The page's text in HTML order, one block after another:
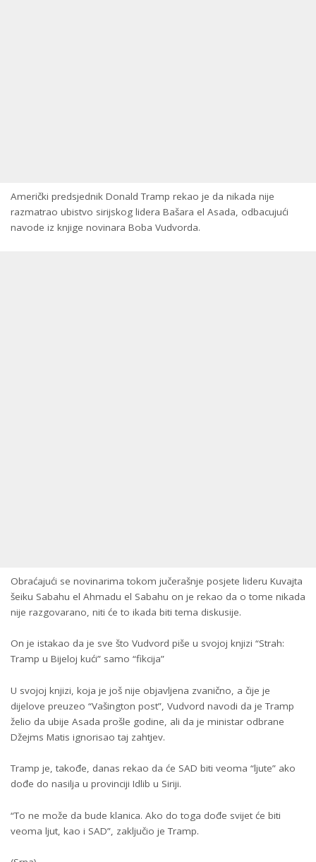
Američki predsjednik Donald Tramp rekao je da nikada nije
razmatrao ubistvo sirijskog lidera Bašara el Asada, odbacujući
navode iz knjige novinara Boba Vudvorda.
Obraćajući se novinarima tokom jučerašnje posjete lideru Kuvajta
šeiku Sabahu el Ahmadu el Sabahu on je rekao da o tome nikada
nije razgovarano, niti će to ikada biti tema diskusije.
On je istakao da je sve što Vudvord piše u svojoj knjizi “Strah:
Tramp u Bijeloj kući” samo “fikcija”
U svojoj knjizi, koja je još nije objavljena zvanično, a čije je
dijelove preuzeo “Vašington post”, Vudvord navodi da je Tramp
želio da ubije Asada prošle godine, ali da je ministar odbrane
Džejms Matis ignorisao taj zahtjev.
Tramp je, takođe, danas rekao da će SAD biti veoma “ljute” ako
dođe do nasilja u provinciji Idlib u Siriji.
“To ne može da bude klanica. Ako do toga dođe svijet će biti
veoma ljut, kao i SAD”, zaključio je Tramp.